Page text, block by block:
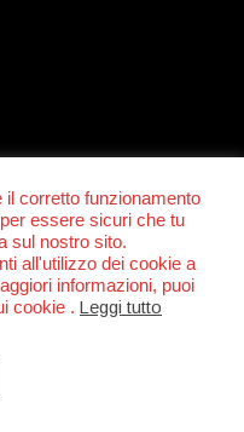
corretto funzionamento
essere sicuri che tu
sul nostro sito.
all'utilizzo dei cookie a
informazioni, puoi
cookie . Leggi tutto